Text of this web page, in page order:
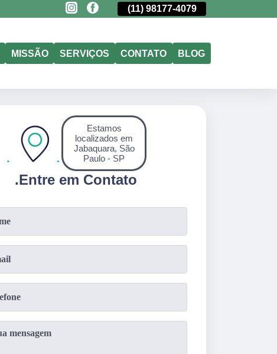
5011-6635 (11) 98177-4079
MISSÃO SERVIÇOS CONTATO BLOG
.Entre em Contato
Estamos
localizados em
Jabaquara, São
Paulo - SP